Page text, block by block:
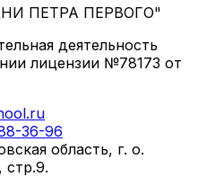
ПЕТРА ПЕРВОГО"
деятельность
лицензии №78173 от
36-96
область, г. о.